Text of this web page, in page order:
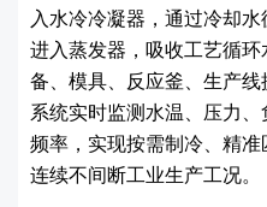
入水冷冷凝器，通过冷却
进入蒸发器，吸收工艺循
备、模具、反应釜、生产
系统实时监测水温、压力
频率，实现按需制冷、精
连续不间断工业生产工况。